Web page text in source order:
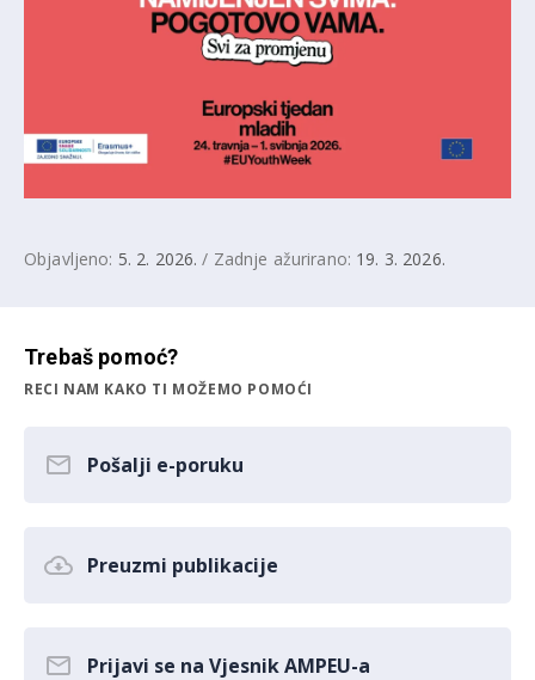
Objavljeno: 5. 2. 2026. / Zadnje ažurirano: 19. 3. 2026.
Trebaš pomoć?
RECI NAM KAKO TI MOŽEMO POMOĆI
Pošalji e-poruku
Preuzmi publikacije
Prijavi se na Vjesnik AMPEU-a